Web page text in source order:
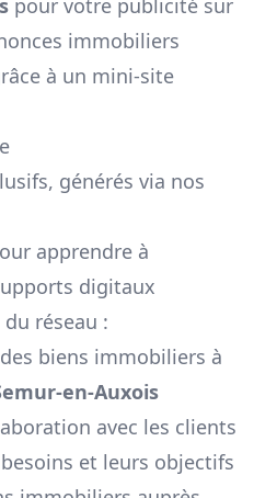
pour votre publicité sur
immobiliers
à un mini-site
générés via nos
apprendre à
digitaux
réseau :
biens immobiliers à
en-Auxois
avec les clients
et leurs objectifs